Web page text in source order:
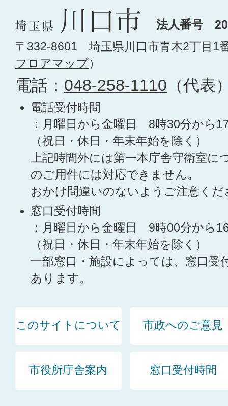
法人番号
〒332-8601 埼玉県川口市青木2丁目1
フロアマップ）
電話： 048-258-1110 （代表
電話受付時間
：月曜日から金曜日 8時30分から
（祝日・休日・年末年始を除く）
上記時間外には第一本庁舎守衛室
のご用件には対応できません。
おかけ間違いのないようご注意くだ
窓口受付時間
：月曜日から金曜日 9時00分から
（祝日・休日・年末年始を除く）
一部窓口・施設によっては、窓口受
あります。
このサイトについて 市政へのご意見
市役所庁舎案内 窓口受付時間